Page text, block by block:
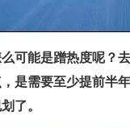
可能是蹭热度呢？
是需要至少提前半
了。